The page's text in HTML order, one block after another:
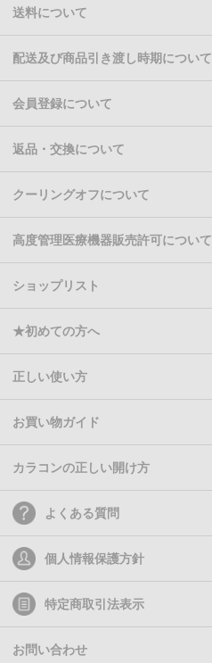
送料について
配送及び商品引き渡し時期について
会員登録について
返品・交換について
クーリングオフについて
高度管理医療機器販売許可について
ショップリスト
★初めての方へ
正しい使い方
お買い物ガイド
カラコンの正しい開け方
よくある質問
個人情報保護方針
特定商取引法表示
お問い合わせ